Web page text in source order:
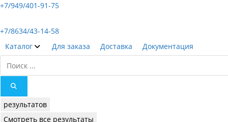
+7/949/401-91-75
+7/8634/43-14-58
Каталог
Для заказа Доставка
Документация
Search
...
результатов
Смотреть все результаты